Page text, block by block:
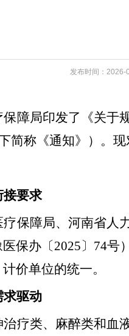
发布时间：2026-
保障局印发了《关于
简称《通知》）。
接要求
疗保障局、河南省人
保办〔2025〕74号
价单位的统一。
求驱动
疗类、麻醉类和血